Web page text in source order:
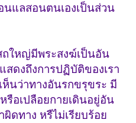
นแลสอนตนเองเป็นส่วน
ถใหญ่มีพระสงฆ์เป็นอัน
ดงถึงการปฏิบัติของเรา
นว่าทางอันรกขรุขระ มี
รือเปลือยกายเดินอยู่อัน
ดทาง หรืไม่เรียบร้อย